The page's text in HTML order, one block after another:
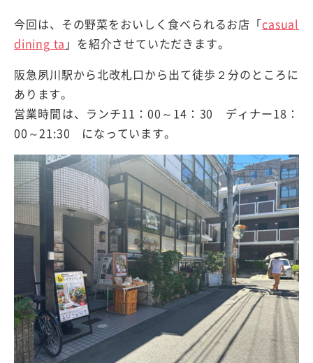
今回は、その野菜をおいしく食べられるお店「casual
dining ta 」を紹介させていただきます。
阪急夙川駅から北改札口から出て徒歩２分のところに
あります。
営業時間は、ランチ11：00～14：30 ディナー18：
00～21:30 になっています。